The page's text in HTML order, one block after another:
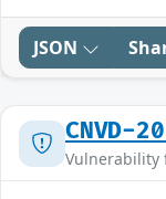
JSON
CNVD-
Vulnerability